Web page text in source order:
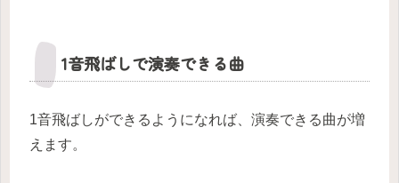
1音飛ばしで演奏できる曲
1音飛ばしができるようになれば、演奏できる曲が増
えます。